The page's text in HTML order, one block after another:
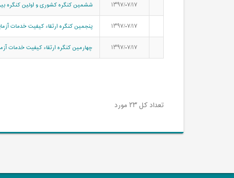
۱۳۹۷/۰۷/۱۷ ششمین کنگره کشوری و اولین کنگره بین
۱۳۹۷/۰۷/۱۷ پنجمین کنگره ارتقاء کیفیت خدمات
۱۳۹۷/۰۷/۱۷ چهارمین کنگره ارتقاء کیفیت خدمات
تعداد کل ۲۳ مورد